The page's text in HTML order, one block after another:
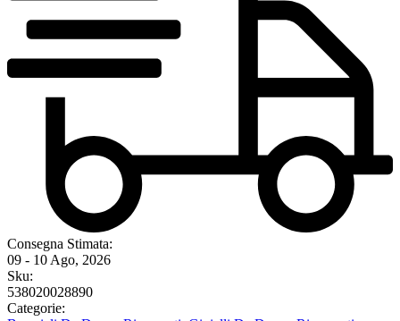
Consegna Stimata:
09 - 10 Ago, 2026
Sku:
538020028890
Categorie: